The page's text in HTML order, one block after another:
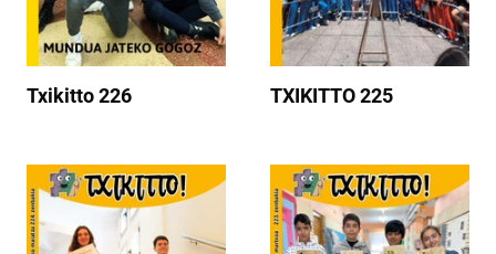
Txikitto 226 TXIKITTO 225